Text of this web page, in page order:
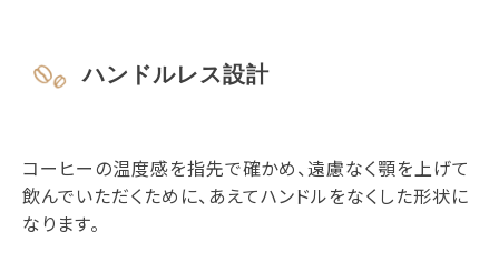
ハンドルレス設計
コーヒーの温度感を指先で確かめ、遠慮なく顎を上げて
飲んでいただくために、あえてハンドルをなくした形状に
なります。